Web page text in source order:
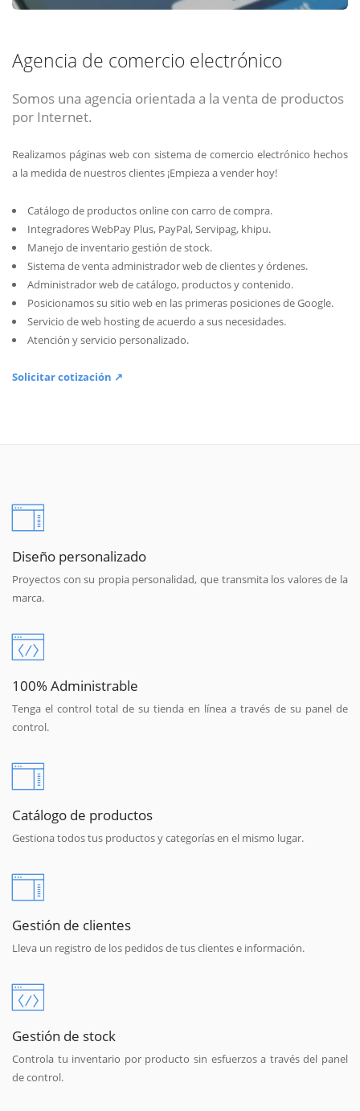
Agencia de comercio electrónico
Somos una agencia orientada a la venta de productos
por Internet.
Realizamos páginas web con sistema de comercio electrónico hechos
a la medida de nuestros clientes ¡Empieza a vender hoy!
Catálogo de productos online con carro de compra.
Integradores WebPay Plus, PayPal, Servipag, khipu.
Manejo de inventario gestión de stock.
Sistema de venta administrador web de clientes y órdenes.
Administrador web de catálogo, productos y contenido.
Posicionamos su sitio web en las primeras posiciones de Google.
Servicio de web hosting de acuerdo a sus necesidades.
Atención y servicio personalizado.
Solicitar cotización ↗
Diseño personalizado
Proyectos con su propia personalidad, que transmita los valores de la
marca.
100% Administrable
Tenga el control total de su tienda en línea a través de su panel de
control.
Catálogo de productos
Gestiona todos tus productos y categorías en el mismo lugar.
Gestión de clientes
Lleva un registro de los pedidos de tus clientes e información.
Gestión de stock
Controla tu inventario por producto sin esfuerzos a través del panel
de control.